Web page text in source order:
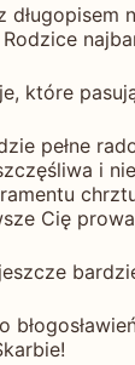
które
pełne
i
Cię